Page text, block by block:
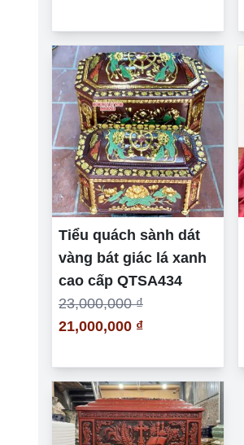
Tiểu quách sành dát
vàng bát giác lá xanh
cao cấp QTSA434
23,000,000 ₫
21,000,000 ₫